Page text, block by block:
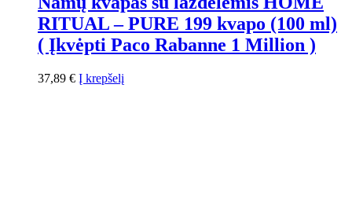
RITUAL – PURE 199 kvapo (100 ml)
( Įkvėpti Paco Rabanne 1 Million )
37,89 € Į krepšelį